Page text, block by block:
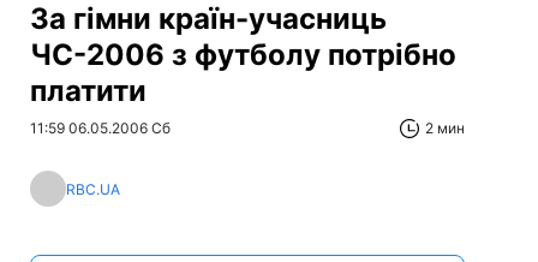
За гімни країн-учасниць
ЧС-2006 з футболу потрібно
платити
11:59 06.05.2006 Сб 2 мин
RBC.UA